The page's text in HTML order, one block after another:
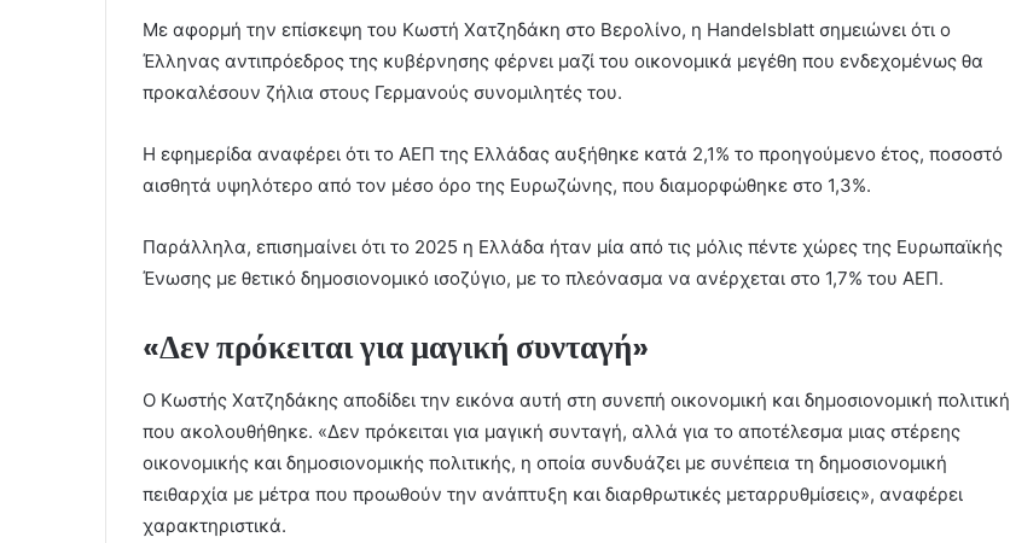
Με αφορμή την επίσκεψη του Κωστή Χατζηδάκη στο Βερολίνο, η Handelsblatt σημειώνει ότι ο
Έλληνας αντιπρόεδρος της κυβέρνησης φέρνει μαζί του οικονομικά μεγέθη που ενδεχομένως θα
προκαλέσουν ζήλια στους Γερμανούς συνομιλητές του.
Η εφημερίδα αναφέρει ότι το ΑΕΠ της Ελλάδας αυξήθηκε κατά 2,1% το προηγούμενο έτος, ποσοστό
αισθητά υψηλότερο από τον μέσο όρο της Ευρωζώνης, που διαμορφώθηκε στο 1,3%.
Παράλληλα, επισημαίνει ότι το 2025 η Ελλάδα ήταν μία από τις μόλις πέντε χώρες της Ευρωπαϊκής
Ένωσης με θετικό δημοσιονομικό ισοζύγιο, με το πλεόνασμα να ανέρχεται στο 1,7% του ΑΕΠ.
«Δεν πρόκειται για μαγική συνταγή»
Ο Κωστής Χατζηδάκης αποδίδει την εικόνα αυτή στη συνεπή οικονομική και δημοσιονομική πολιτική
που ακολουθήθηκε. «Δεν πρόκειται για μαγική συνταγή, αλλά για το αποτέλεσμα μιας στέρεης
οικονομικής και δημοσιονομικής πολιτικής, η οποία συνδυάζει με συνέπεια τη δημοσιονομική
πειθαρχία με μέτρα που προωθούν την ανάπτυξη και διαρθρωτικές μεταρρυθμίσεις», αναφέρει
χαρακτηριστικά.